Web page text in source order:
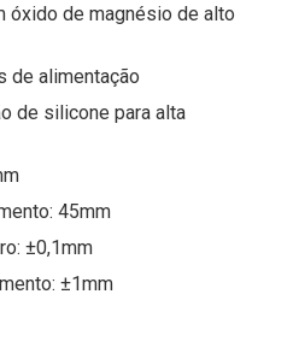
óxido de magnésio de alto
de alimentação
de silicone para alta
45mm
±0,1mm
±1mm